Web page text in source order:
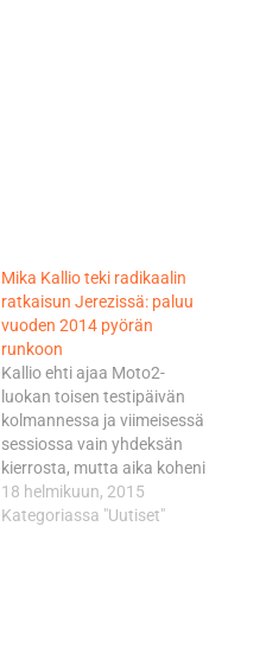
Mika Kallio teki radikaalin
ratkaisun Jerezissä: paluu
vuoden 2014 pyörän
runkoon
Kallio ehti ajaa Moto2-
luokan toisen testipäivän
kolmannessa ja viimeisessä
sessiossa vain yhdeksän
kierrosta, mutta aika koheni
välittömästi lähes neljällä
kymmenyksellä. Kallio kiersi
18 helmikuun, 2015
Kategoriassa "Uutiset"